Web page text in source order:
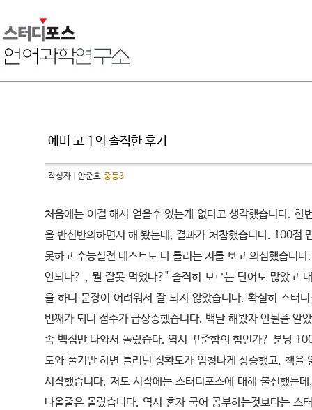
예비 고 1의 솔직한 후기
작성자 안준호 중등3
처음에는 이걸 해서 얻을수 있는게 없다고 생각했습니다. 한
을 반신반의하면서 해 봤는데, 결과가 처참했습니다. 100점
못하고 수능실전 테스트도 다 틀리는 저를 보고 의심했습니
안되나? , 뭘 잘못 먹었나?" 솔직히 모르는 단어도 많았고
을 하니 문장이 어려워서 잘 되지 않았습니다. 확실히 스터
번째가 되니 점수가 급상승했습니다. 백날 해봤자 안될줄 알
속 백점만 나와서 놀랐습다. 역시 꾸준함의 힘인가? 분당
도와 풀기만 하면 틀리던 정확도가 엄청나게 상승했고, 책을
시작했습니다. 저도 시작에는 스터디포스에 대해 불신했는
나올줄은 몰랐습니다. 역시 혼자 국어 공부하는것보다는 스